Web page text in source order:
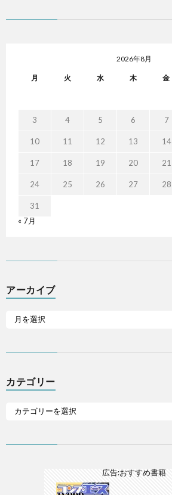
2026年8月
月 火 水 木 金
3 4 5 6 7
10 11 12 13 14
17 18 19 20 21
24 25 26 27 28
31
« 7月
アーカイブ
カテゴリー
広告:おすすめ書籍